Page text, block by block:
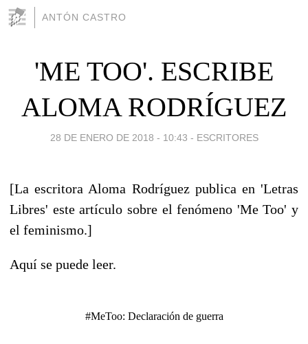
ANTÓN CASTRO
'ME TOO'. ESCRIBE
ALOMA RODRÍGUEZ
28 DE ENERO DE 2018 - 10:43 - ESCRITORES
[La escritora Aloma Rodríguez publica en 'Letras
Libres' este artículo sobre el fenómeno 'Me Too' y
el feminismo.]
Aquí se puede leer.
#MeToo: Declaración de guerra